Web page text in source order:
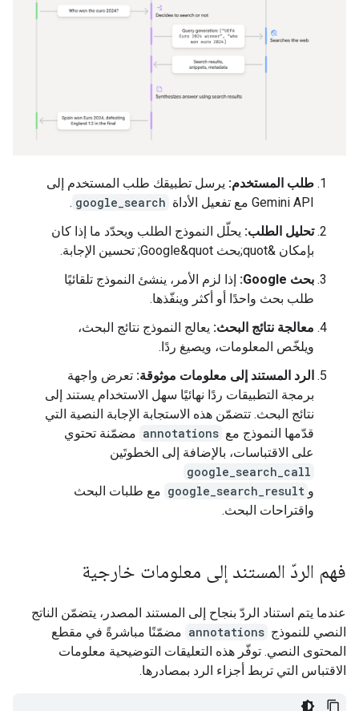
طلب المستخدم: يرسل تطبيقك طلب المستخدم إلى
Gemini API مع تفعيل الأداة
google_search
.
تحليل الطلب: يحلّل النموذج الطلب ويحدّد ما إذا كان
بإمكان &quot;بحث Google&quot; تحسين الإجابة.
بحث Google:
إذا لزم الأمر، ينشئ النموذج تلقائيًا
طلب بحث واحدًا أو أكثر وينفّذها.
معالجة نتائج البحث: يعالج النموذج نتائج البحث،
ويلخّص المعلومات، ويصيغ ردًا.
الرد المستند إلى معلومات موثوقة: تعرض واجهة
برمجة التطبيقات ردًا نهائيًا سهل الاستخدام يستند إلى
نتائج البحث. تتضمّن هذه الاستجابة الإجابة النصية التي
قدّمها النموذج مع annotations مضمّنة تحتوي
على الاقتباسات، بالإضافة إلى الخطوتَين
google_search_call
و google_search_result مع طلبات البحث
واقتراحات البحث.
فهم الردّ المستند إلى معلومات خارجية
عندما يتم استناد الردّ بنجاح إلى المستند المصدر، يتضمّن الناتج
النصي للنموذج annotations مضمّنًا مباشرةً في مقطع
المحتوى النصي. توفّر هذه التعليقات التوضيحية معلومات
الاقتباس التي تربط أجزاء الرد بمصادرها.